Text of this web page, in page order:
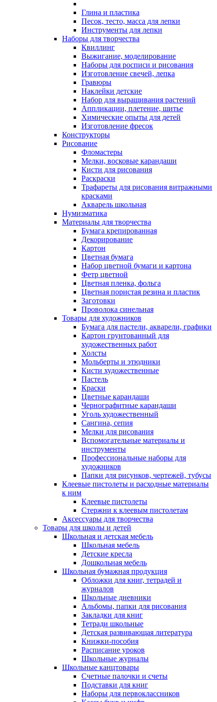
Глина и пластика
Песок, тесто, масса для лепки
Инструменты для лепки
Наборы для творчества
Квиллинг
Выжигание, моделирование
Наборы для росписи и рисования
Изготовление свечей, лепка
Гравюры
Наклейки детские
Набор для выращивания растений
Аппликации, плетение, шитье
Химические опыты для детей
Изготовление фресок
Конструкторы
Рисование
Фломастеры
Мелки, восковые карандаши
Кисти для рисования
Раскраски
Трафареты для рисования витражными
красками
Акварель школьная
Нумизматика
Материалы для творчества
Бумага крепированная
Декорирование
Картон
Цветная бумага
Набор цветной бумаги и картона
Фетр цветной
Цветная пленка, фольга
Цветная пористая резина и пластик
Заготовки
Проволока синельная
Товары для художников
Бумага для пастели, акварели, графики
Картон грунтованный для
художественных работ
Холсты
Мольберты и этюдники
Кисти художественные
Пастель
Краски
Цветные карандаши
Чернографитные карандаши
Уголь художественный
Сангина, сепия
Мелки для рисования
Вспомогательные материалы и
инструменты
Профессиональные наборы для
художников
Папки для рисунков, чертежей, тубусы
Клеевые пистолеты и расходные материалы
к ним
Клеевые пистолеты
Стержни к клеевым пистолетам
Аксессуары для творчества
Товары для школы и детей
Школьная и детская мебель
Школьная мебель
Детские кресла
Дошкольная мебель
Школьная бумажная продукция
Обложки для книг, тетрадей и
журналов
Школьные дневники
Альбомы, папки для рисования
Закладки для книг
Тетради школьные
Детская развивающая литература
Книжки-пособия
Расписание уроков
Школьные журналы
Школьные канцтовары
Счетные палочки и счеты
Подставки для книг
Наборы для первоклассников